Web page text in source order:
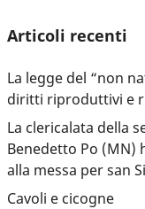
Articoli recenti
La legge del “non
diritti riproduttivi e
La clericalata della
Benedetto Po (MN)
alla messa per san
Cavoli e cicogne